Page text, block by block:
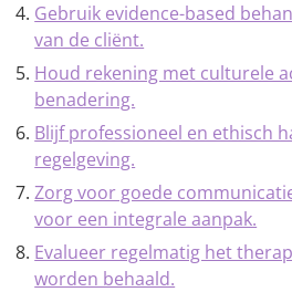
Gebruik evidence-based
van de cliënt.
Houd rekening met culturele
benadering.
Blijf professioneel en ethisch
regelgeving.
Zorg voor goede
voor een integrale aanpak.
Evalueer regelmatig het
worden behaald.